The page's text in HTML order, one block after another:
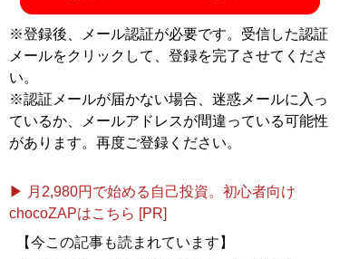
※登録後、メール認証が必要です。受信した認証
メールをクリックして、登録を完了させてくださ
い。
※認証メールが届かない場合、迷惑メールに入っ
ているか、メールアドレスが間違っている可能性
があります。再度ご登録ください。
▶ 月2,980円で始める自己投資。初心者向け
chocoZAPはこちら [PR]
【今この記事も読まれています】